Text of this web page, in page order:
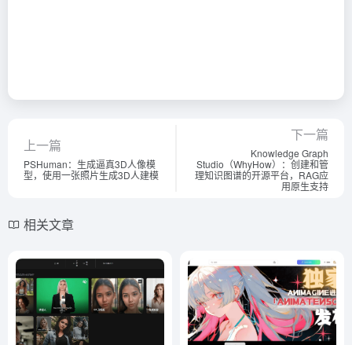
上一篇
PSHuman：生成逼真3D人像模
型，使用一张照片生成3D人建模
下一篇
Knowledge Graph
Studio（WhyHow）：创建和管
理知识图谱的开源平台，RAG应
用原生支持
相关文章